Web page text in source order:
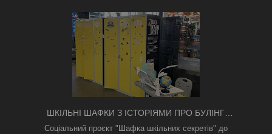
ШКІЛЬНІ ШАФКИ З ІСТОРІЯМИ ПРО БУЛІНГ
З'ЯВИЛИСЯ В КИЄВІ
Соціальний проєкт "Шафка шкільних секретів" до